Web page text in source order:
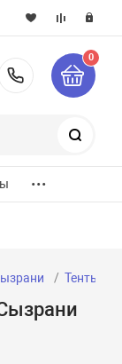
8-800-
0
...
Тенты